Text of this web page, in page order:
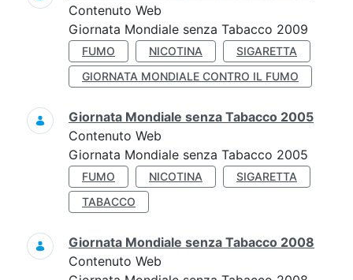
Contenuto Web
Giornata Mondiale senza Tabacco 2009
FUMO NICOTINA
SIGARETTA
GIORNATA MONDIALE CONTRO IL FUMO
Giornata Mondiale senza Tabacco 2005
Contenuto Web
Giornata Mondiale senza Tabacco 2005
FUMO NICOTINA
SIGARETTA
TABACCO
Giornata Mondiale senza Tabacco 2008
Contenuto Web